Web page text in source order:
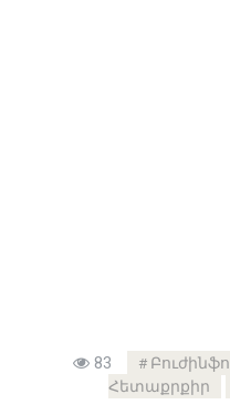
83 Բուժինֆո
Հետաքրքիր